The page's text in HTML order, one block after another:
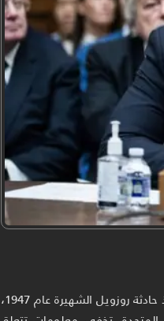
فكرة التستر الحكومي ليست جديدة في عالم الأطباق الطائرة، فمنذ حادثة روزويل الشهيرة عام 1947،